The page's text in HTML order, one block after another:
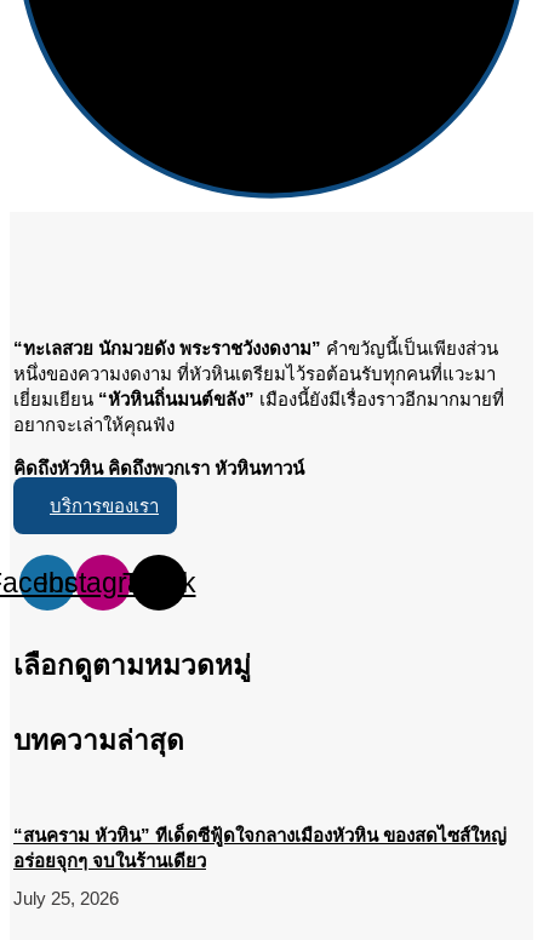
“ทะเลสวย นักมวยดัง พระราชวังงดงาม” คำขวัญนี้เป็นเพียงส่วน
หนึ่งของความงดงาม ที่หัวหินเตรียมไว้รอต้อนรับทุกคนที่แวะมา
เยี่ยมเยียน “หัวหินถิ่นมนต์ขลัง” เมืองนี้ยังมีเรื่องราวอีกมากมายที่
อยากจะเล่าให้คุณฟัง
คิดถึงหัวหิน คิดถึงพวกเรา หัวหินทาวน์
บริการของเรา
InstagramTiktok
เลือกดูตามหมวดหมู่
บทความล่าสุด
“สนคราม หัวหิน” ทีเด็ดซีฟู้ดใจกลางเมืองหัวหิน ของสดไซส์ใหญ่
อร่อยจุกๆ จบในร้านเดียว
July 25, 2026